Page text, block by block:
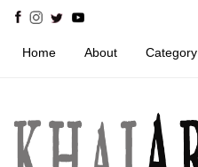
Home About Category